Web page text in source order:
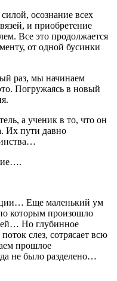
осознание всех
и приобретение
Все это продолжается
от одной бусинки
раз, мы начинаем
Погружаясь в новый
а ученик в то, что он
Их пути давно
Еще маленький ум
которым произошло
Но глубинное
слез, сотрясает всю
прошлое
не было разделено…